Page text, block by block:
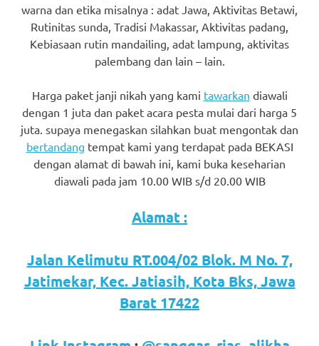
watches.
favorite
watches.
24
Hours
Online
Discover
More
warna dan etika misalnya : adat Jawa, Aktivitas Betawi,
Rutinitas sunda, Tradisi Makassar, Aktivitas padang,
Kebiasaan rutin mandailing, adat lampung, aktivitas
palembang dan lain – lain.
Harga paket janji nikah yang kami tawarkan diawali
dengan 1 juta dan paket acara pesta mulai dari harga 5
juta. supaya menegaskan silahkan buat mengontak dan
bertandang tempat kami yang terdapat pada BEKASI
dengan alamat di bawah ini, kami buka keseharian
diawali pada jam 10.00 WIB s/d 20.00 WIB
Alamat :
Jalan Kelimutu RT.004/02 Blok. M No. 7,
Jatimekar, Kec. Jatiasih, Kota Bks, Jawa
Barat 17422